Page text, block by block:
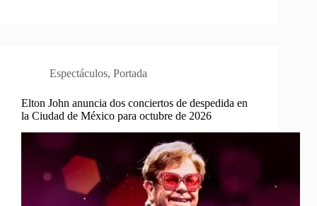
Espectáculos, Portada
Elton John anuncia dos conciertos de despedida en
la Ciudad de México para octubre de 2026